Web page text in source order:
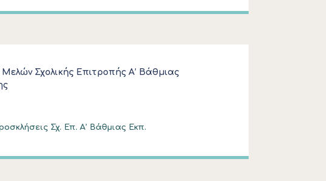
Σχολικής Επιτροπής Α’ Βάθμιας
Σχ. Επ. Α’ Βάθμιας Εκπ.